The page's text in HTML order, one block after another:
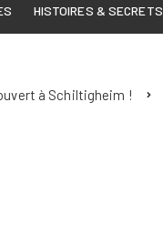
HISTOIRES & SECRETS
à Schiltigheim !